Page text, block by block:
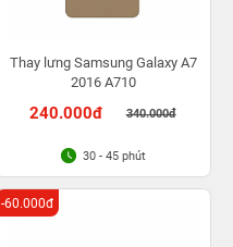
Thay lưng Samsung Galaxy A7
2016 A710
240.000đ 340.000đ
30 - 45 phút
-60.000đ